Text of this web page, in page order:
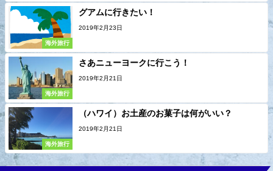
海外旅行
グアムに行きたい！
2019年2月23日
海外旅行
さあニューヨークに行こう！
2019年2月21日
海外旅行
（ハワイ）お土産のお菓子は何がいい？
2019年2月21日